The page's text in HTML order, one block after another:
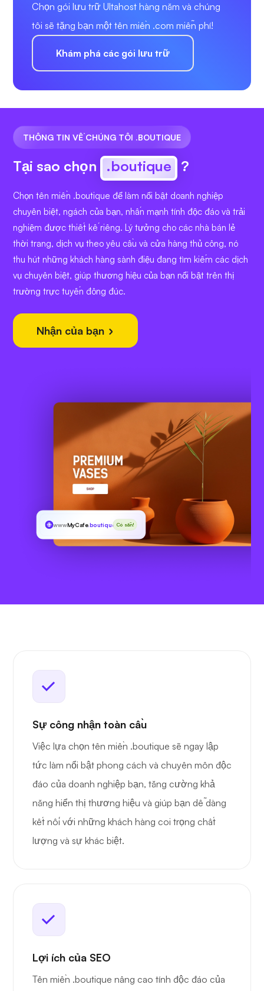
Chọn gói lưu trữ Ultahost hàng năm và chúng
tôi sẽ tặng bạn một tên miền .com miễn phí!
Khám phá các gói lưu trữ
THÔNG TIN VỀ CHÚNG TÔI .BOUTIQUE
Tại sao chọn .boutique ?
Chọn tên miền .boutique để làm nổi bật doanh nghiệp
chuyên biệt, ngách của bạn, nhấn mạnh tính độc đáo và trải
nghiệm được thiết kế riêng. Lý tưởng cho các nhà bán lẻ
thời trang, dịch vụ theo yêu cầu và cửa hàng thủ công, nó
thu hút những khách hàng sành điệu đang tìm kiếm các dịch
vụ chuyên biệt, giúp thương hiệu của bạn nổi bật trên thị
trường trực tuyến đông đúc.
Nhận của bạn
wwwMyCafe.boutique Có sẵn!
Sự công nhận toàn cầu
Việc lựa chọn tên miền .boutique sẽ ngay lập
tức làm nổi bật phong cách và chuyên môn độc
đáo của doanh nghiệp bạn, tăng cường khả
năng hiển thị thương hiệu và giúp bạn dễ dàng
kết nối với những khách hàng coi trọng chất
lượng và sự khác biệt.
Lợi ích của SEO
Tên miền .boutique nâng cao tính độc đáo của